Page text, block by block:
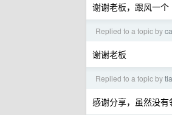
谢谢老板，跟风一个
Replied to a topic by
谢谢老板
Replied to a topic by
感谢分享，虽然没有